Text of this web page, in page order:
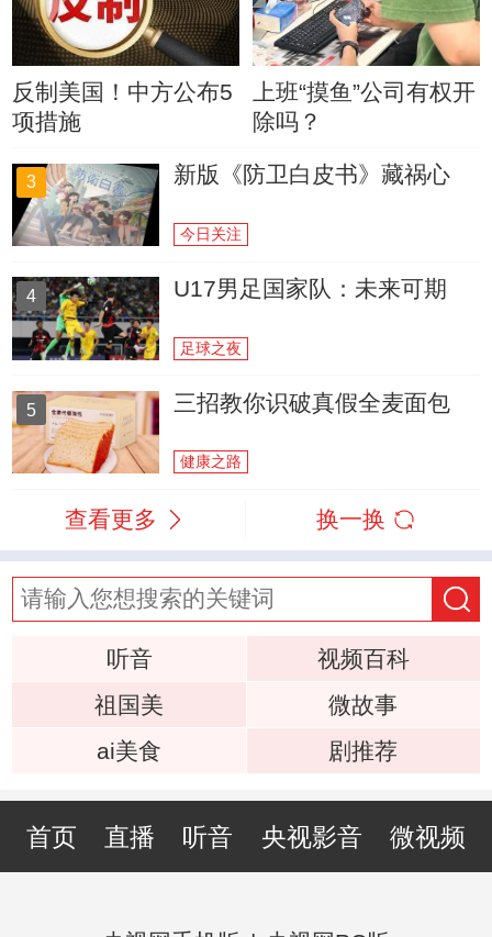
反制美国！中方公布5
项措施
上班“摸鱼”公司有权开
除吗？
3 新版《防卫白皮书》藏祸心
今日关注
4 U17男足国家队：未来可期
足球之夜
5 三招教你识破真假全麦面包
健康之路
查看更多 换一换
听音
视频百科
祖国美
微故事
ai美食
剧推荐
首页 直播 听音 央视影音 微视频